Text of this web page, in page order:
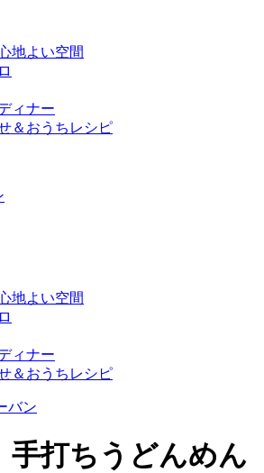
地よい空間
ィナー
＆おうちレシピ
地よい空間
ィナー
＆おうちレシピ
バン
手打ちうどんめん